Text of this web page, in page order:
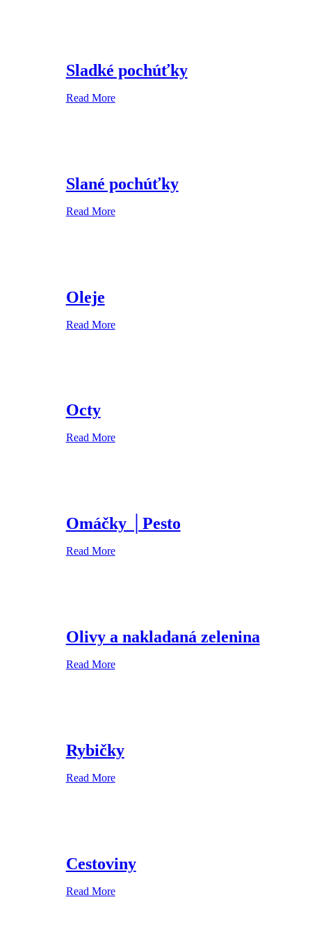
Sladké pochúťky
Read More
Slané pochúťky
Read More
Oleje
Read More
Octy
Read More
Omáčky │Pesto
Read More
Olivy a nakladaná zelenina
Read More
Rybičky
Read More
Cestoviny
Read More